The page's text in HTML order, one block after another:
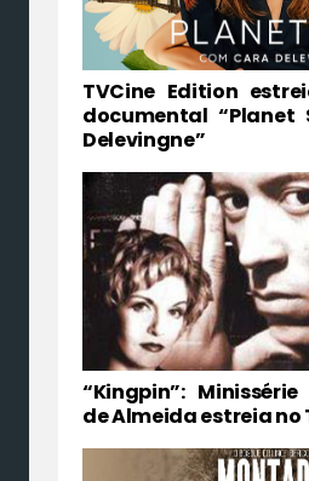
TVCine Edition
documental “Planet
Delevingne”
“Kingpin”:
de Almeida estreia no